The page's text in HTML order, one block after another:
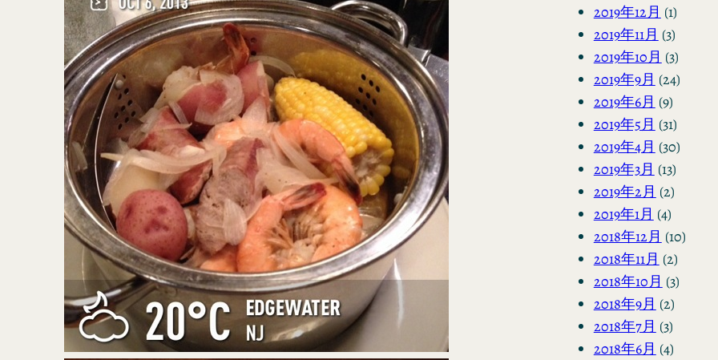
2019年12月 (1)
2019年11月 (3)
2019年10月 (3)
2019年9月 (24)
2019年6月 (9)
2019年5月 (31)
2019年4月 (30)
2019年3月 (13)
2019年2月 (2)
2019年1月 (4)
2018年12月 (10)
2018年11月 (2)
2018年10月 (3)
2018年9月 (2)
2018年7月 (3)
2018年6月 (4)